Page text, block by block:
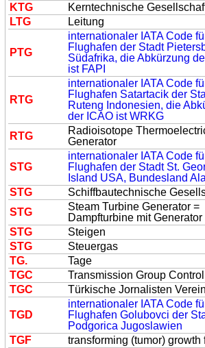
KTG Kerntechnische
LTG Leitung
PTG
internationaler IATA Code
Flughafen der Stadt
Südafrika, die Abkürzung
ist FAPI
RTG
internationaler IATA Code
Flughafen Satartacik der
Ruteng Indonesien, die
der ICAO ist WRKG
RTG
Radioisotope
Generator
STG
internationaler IATA Code
Flughafen der Stadt St.
Island USA, Bundesland
STG Schiffbautechnische
STG
Steam Turbine Generator =
Dampfturbine mit Generator
STG Steigen
STG Steuergas
TG. Tage
TGC Transmission Group Control
TGC Türkische Jornalisten
TGD
internationaler IATA Code
Flughafen Golubovci der
Podgorica Jugoslawien
TGF transforming (tumor) growth